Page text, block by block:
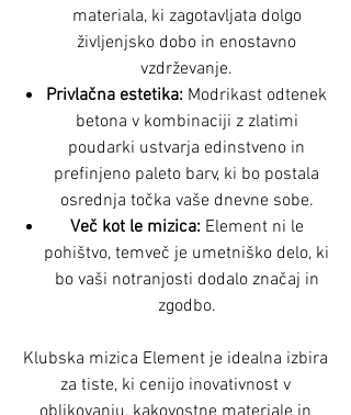
materiala, ki zagotavljata dolgo
življenjsko dobo in enostavno
vzdrževanje.
Privlačna estetika: Modrikast odtenek
betona v kombinaciji z zlatimi
poudarki ustvarja edinstveno in
prefinjeno paleto barv, ki bo postala
osrednja točka vaše dnevne sobe.
Več kot le mizica: Element ni le
pohištvo, temveč je umetniško delo, ki
bo vaši notranjosti dodalo značaj in
zgodbo.
Klubska mizica Element je idealna izbira
za tiste, ki cenijo inovativnost v